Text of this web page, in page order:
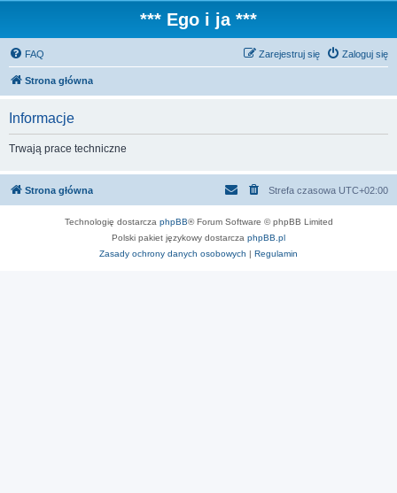
*** Ego i ja ***
FAQ Zaloguj się
Zarejestruj się
Strona główna
Informacje
Trwają prace techniczne
Strona główna Strefa czasowa UTC+02:00
Technologię dostarcza phpBB® Forum Software © phpBB Limited
Polski pakiet językowy dostarcza phpBB.pl
Zasady ochrony danych osobowych | Regulamin